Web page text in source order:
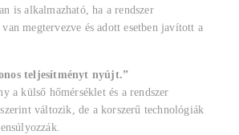
is alkalmazható, ha a rendszer
megtervezve és adott esetben javított a
teljesítményt nyújt.”
a külső hőmérséklet és a rendszer
változik, de a korszerű technológiák